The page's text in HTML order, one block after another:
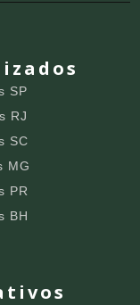
SP
RJ
SC
MG
PR
BH